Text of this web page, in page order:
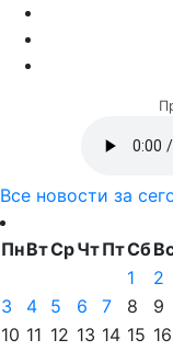
Все новости за
ПнВтСрЧтПтСб
1
2
3
4 5 6 7 8
9
10 11 12 13 14 15 16